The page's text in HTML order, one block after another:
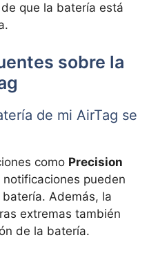
que la batería está
sobre la
de mi AirTag se
como Precision
pueden
Además, la
extremas también
de la batería.